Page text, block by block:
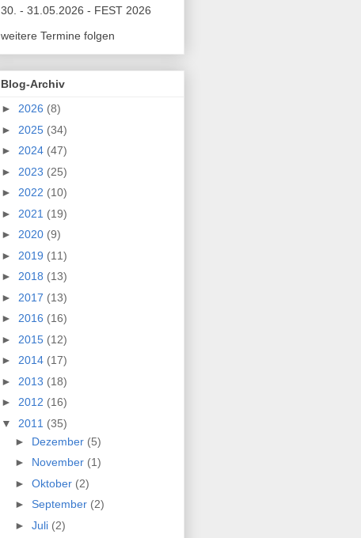
30. - 31.05.2026 - FEST 2026
weitere Termine folgen
Blog-Archiv
► 2026 (8)
► 2025 (34)
► 2024 (47)
► 2023 (25)
► 2022 (10)
► 2021 (19)
► 2020 (9)
► 2019 (11)
► 2018 (13)
► 2017 (13)
► 2016 (16)
► 2015 (12)
► 2014 (17)
► 2013 (18)
► 2012 (16)
▼ 2011 (35)
► Dezember (5)
► November (1)
► Oktober (2)
► September (2)
► Juli (2)